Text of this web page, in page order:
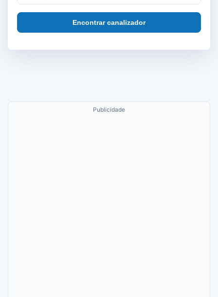
Encontrar canalizador
Publicidade